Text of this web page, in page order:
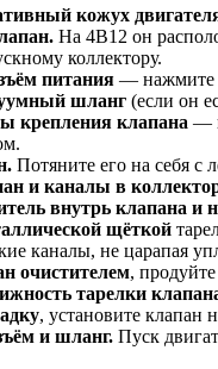
кожух
На 4B12 он
коллектору.
питания — нажмите
шланг (если он
крепления клапана —
Потяните его на себя с
и каналы в
внутрь клапана и
щёткой
каналы, не царапая
очистителем,
тарелки
, установите клапан
и шланг. Пуск